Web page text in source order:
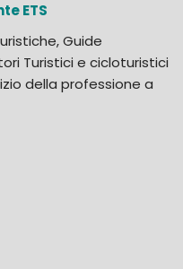
ETS
Guide
Turistici e cicloturistici
della professione a